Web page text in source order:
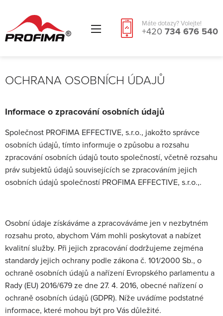
Máte dotazy? Volejte!
+420 734 676 540
OCHRANA OSOBNÍCH ÚDAJŮ
Informace o zpracování osobních údajů
Společnost PROFIMA EFFECTIVE, s.r.o., jakožto správce
osobních údajů, tímto informuje o způsobu a rozsahu
zpracování osobních údajů touto společností, včetně rozsahu
práv subjektů údajů souvisejících se zpracováním jejich
osobních údajů společností PROFIMA EFFECTIVE, s.r.o.,.
Osobní údaje získáváme a zpracováváme jen v nezbytném
rozsahu proto, abychom Vám mohli poskytovat a nabízet
kvalitní služby. Při jejich zpracování dodržujeme zejména
standardy jejich ochrany podle zákona č. 101/2000 Sb., o
ochraně osobních údajů a nařízení Evropského parlamentu a
Rady (EU) 2016/679 ze dne 27. 4. 2016, obecné nařízení o
ochraně osobních údajů (GDPR). Níže uvádíme podstatné
informace, které mohou být pro Vás důležité.